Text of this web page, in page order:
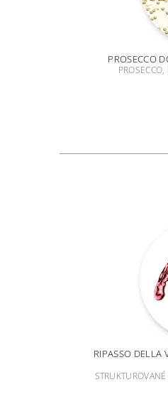
PROSECCO
RIPASSO DELLA